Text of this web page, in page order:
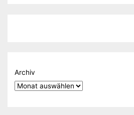
Archiv